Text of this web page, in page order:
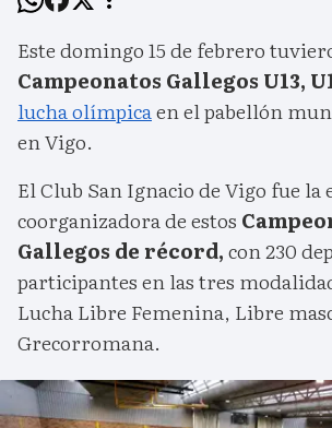
Este domingo 15 de febrero
Campeonatos Gallegos U13,
lucha olímpicaen el pabellón
en Vigo.
El Club San Ignacio de Vigo fue la
coorganizadora de estos
Gallegos de récord,con 230
participantes en las tres
Lucha Libre Femenina, Libre
Grecorromana.